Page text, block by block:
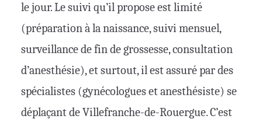
le jour. Le suivi qu’il propose est limité
(préparation à la naissance, suivi mensuel,
surveillance de fin de grossesse, consultation
d’anesthésie), et surtout, il est assuré par des
spécialistes (gynécologues et anesthésiste) se
déplaçant de Villefranche-de-Rouergue. C’est